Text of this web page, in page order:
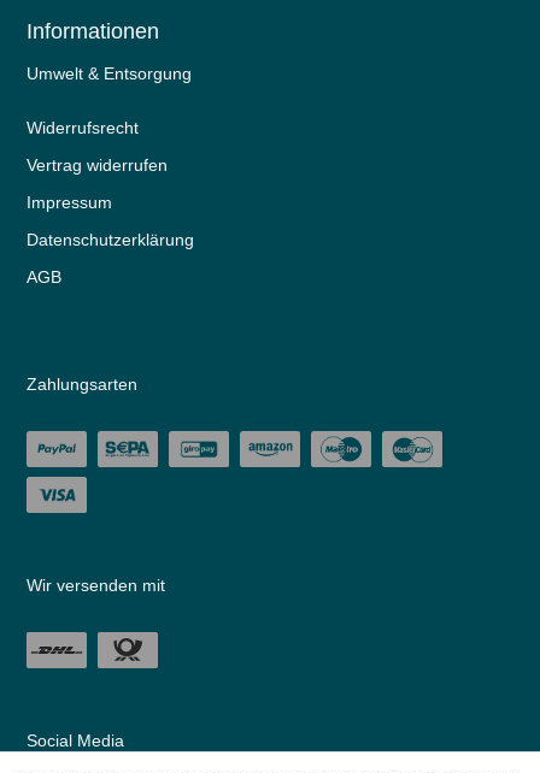
Informationen
Umwelt & Entsorgung
Widerrufs­recht
Vertrag widerrufen
Impressum
Daten­schutz­erklärung
AGB
Zahlungsarten
Wir versenden mit
Social Media